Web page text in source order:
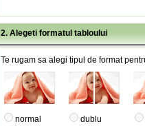
2. Alegeti formatul tabloului
Te rugam sa alegi tipul de format
normal dublu